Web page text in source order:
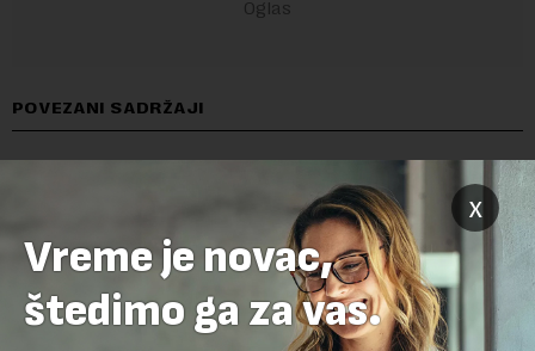
POVEZANI SADRŽAJI
x
Vreme je novac,
štedimo ga za vas.